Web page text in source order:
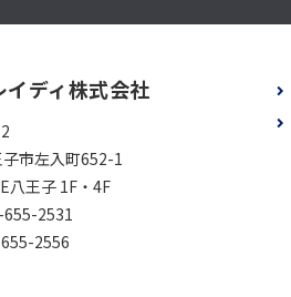
イディ株式会社
市左入町652-1
八王子 1F・4F
2531
2556